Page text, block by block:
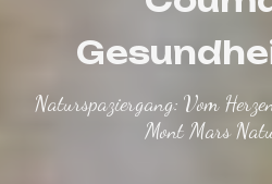
Naturspaziergang: Vom
Mont Mars